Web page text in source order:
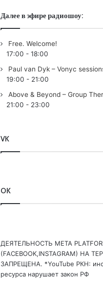
Далее в эфире радиошоу:
Free. Welcome!
17:00 -18:00
Paul van Dyk – Vonyc
19:00 - 21:00
Above & Beyond – Group
21:00 - 23:00
VK
OK
ДЕЯТЕЛЬНОСТЬ МЕТА
(FACEBOOK,INSTAGRAM) НА
ЗАПРЕЩЕНА. *YouTube РКН:
ресурса нарушает закон РФ